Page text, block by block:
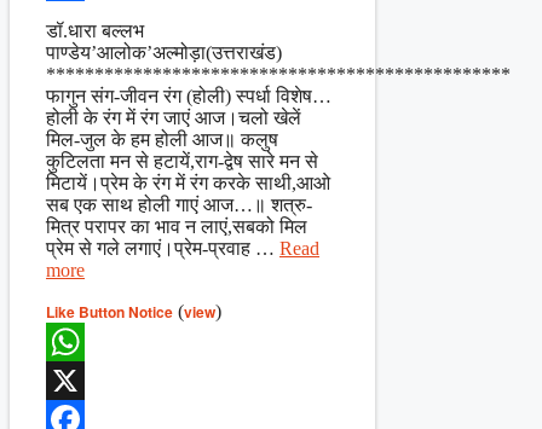
Share
डॉ.धारा बल्लभ
पाण्डेय’आलोक’अल्मोड़ा(उत्तराखंड)
************************************************
फागुन संग-जीवन रंग (होली) स्पर्धा विशेष…
होली के रंग में रंग जाएं आज।चलो खेलें
मिल-जुल के हम होली आज॥ कलुष
कुटिलता मन से हटायें,राग-द्वेष सारे मन से
मिटायें।प्रेम के रंग में रंग करके साथी,आओ
सब एक साथ होली गाएं आज…॥ शत्रु-
मित्र परापर का भाव न लाएं,सबको मिल
प्रेम से गले लगाएं।प्रेम-प्रवाह … Read
more
Like Button Notice (view)
WhatsApp
X